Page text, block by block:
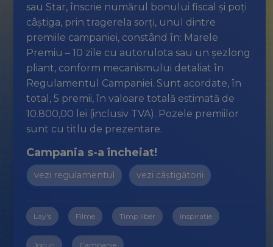
sau Star, înscrie numărul bonului fiscal și poți
câștiga, prin tragerela sorți, unul dintre
premiile campaniei, constând în: Marele
Premiu – 10 zile cu autorulota sau un șezlong
pliant, conform mecanismului detaliat în
Regulamentul Campaniei. Sunt acordate, în
total, 5 premii, în valoare totală estimată de
10.800,00 lei (inclusiv TVA). Pozele premiilor
sunt cu titlu de prezentare.
Campania s-a încheiat!
vezi regulamentul vezi câștigătorii
Lay's Filme Timp liber Inspirație
Jocuri Campanie